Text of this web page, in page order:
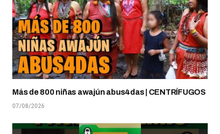
Más de 800 niñas awajún abus4das | CENTRÍFUGOS
07/08/2026